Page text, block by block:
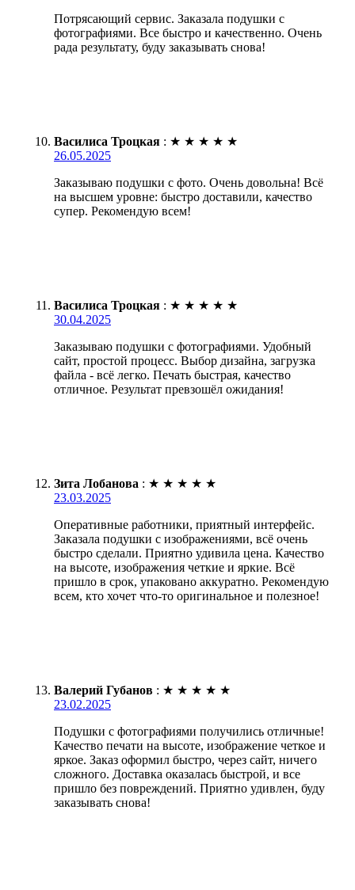
Потрясающий сервис. Заказала подушки с
фотографиями. Все быстро и качественно. Очень
рада результату, буду заказывать снова!
Василиса Троцкая : ★ ★ ★ ★ ★
26.05.2025
Заказываю подушки с фото. Очень довольна! Всё
на высшем уровне: быстро доставили, качество
супер. Рекомендую всем!
Василиса Троцкая : ★ ★ ★ ★ ★
30.04.2025
Заказываю подушки с фотографиями. Удобный
сайт, простой процесс. Выбор дизайна, загрузка
файла - всё легко. Печать быстрая, качество
отличное. Результат превзошёл ожидания!
Зита Лобанова : ★ ★ ★ ★ ★
23.03.2025
Оперативные работники, приятный интерфейс.
Заказала подушки с изображениями, всё очень
быстро сделали. Приятно удивила цена. Качество
на высоте, изображения четкие и яркие. Всё
пришло в срок, упаковано аккуратно. Рекомендую
всем, кто хочет что-то оригинальное и полезное!
Валерий Губанов : ★ ★ ★ ★ ★
23.02.2025
Подушки с фотографиями получились отличные!
Качество печати на высоте, изображение четкое и
яркое. Заказ оформил быстро, через сайт, ничего
сложного. Доставка оказалась быстрой, и все
пришло без повреждений. Приятно удивлен, буду
заказывать снова!